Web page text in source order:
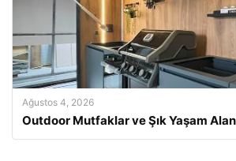
Ağustos 4, 2026
Outdoor Mutfaklar ve Şık Yaşam